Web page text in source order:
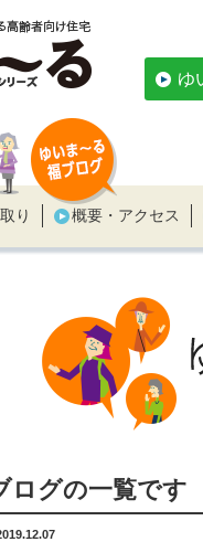
ゆ
り 概要・アクセス
ログの一覧です